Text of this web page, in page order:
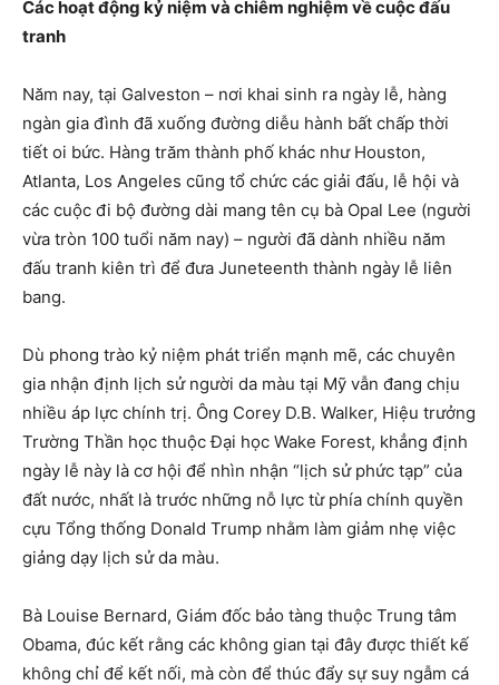
Các hoạt động kỷ niệm và chiêm nghiệm về cuộc đấu
tranh
Năm nay, tại Galveston – nơi khai sinh ra ngày lễ, hàng
ngàn gia đình đã xuống đường diễu hành bất chấp thời
tiết oi bức. Hàng trăm thành phố khác như Houston,
Atlanta, Los Angeles cũng tổ chức các giải đấu, lễ hội và
các cuộc đi bộ đường dài mang tên cụ bà Opal Lee (người
vừa tròn 100 tuổi năm nay) – người đã dành nhiều năm
đấu tranh kiên trì để đưa Juneteenth thành ngày lễ liên
bang.
Dù phong trào kỷ niệm phát triển mạnh mẽ, các chuyên
gia nhận định lịch sử người da màu tại Mỹ vẫn đang chịu
nhiều áp lực chính trị. Ông Corey D.B. Walker, Hiệu trưởng
Trường Thần học thuộc Đại học Wake Forest, khẳng định
ngày lễ này là cơ hội để nhìn nhận “lịch sử phức tạp” của
đất nước, nhất là trước những nỗ lực từ phía chính quyền
cựu Tổng thống Donald Trump nhằm làm giảm nhẹ việc
giảng dạy lịch sử da màu.
Bà Louise Bernard, Giám đốc bảo tàng thuộc Trung tâm
Obama, đúc kết rằng các không gian tại đây được thiết kế
không chỉ để kết nối, mà còn để thúc đẩy sự suy ngẫm cá